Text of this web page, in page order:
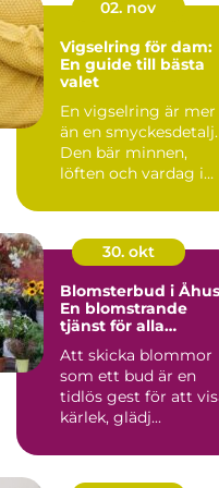
02. nov
Vigselring för dam:
En guide till bästa
valet
En vigselring är mer
än en smyckesdetalj.
Den bär minnen,
löften och vardag i
30. okt
Blomsterbud i
En blomstrande
tjänst för alla
Att skicka blommor
som ett bud är en
tidlös gest för att
kärlek, glädj...